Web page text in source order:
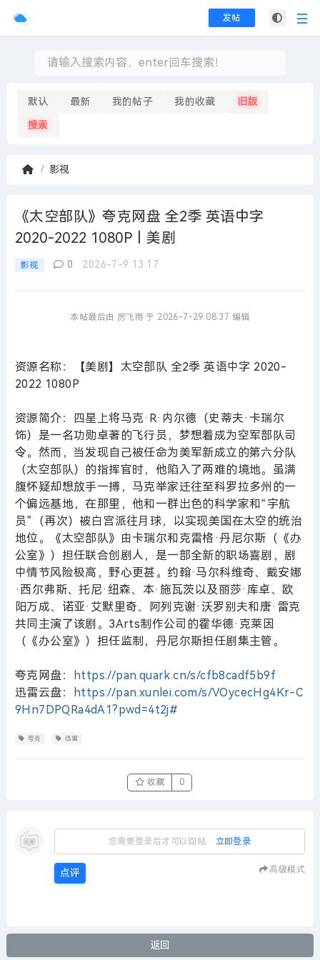
发帖
默认 最新 我的帖子 我的收藏 旧版
搜索
页
影视
《太空部队》夸克网盘 全2季 英语中字
2020-2022 1080P丨美剧
影视 0 2026-7-9 13:17
本帖最后由 厉飞雨 于 2026-7-29 08:37 编辑
资源名称：【美剧】太空部队 全2季 英语中字 2020-
2022 1080P
资源简介：四星上将马克·R·内尔德（史蒂夫·卡瑞尔
饰）是一名功勋卓著的飞行员，梦想着成为空军部队司
令。然而，当发现自己被任命为美军新成立的第六分队
（太空部队）的指挥官时，他陷入了两难的境地。虽满
腹怀疑却想放手一搏，马克举家迁往至科罗拉多州的一
个偏远基地，在那里，他和一群出色的科学家和“宇航
员”（再次）被白宫派往月球，以实现美国在太空的统治
地位。《太空部队》由卡瑞尔和克雷格·丹尼尔斯（《办
公室》）担任联合创剧人，是一部全新的职场喜剧，剧
中情节风险极高，野心更甚。约翰·马尔科维奇、戴安娜
·西尔弗斯、托尼·纽森、本·施瓦茨以及丽莎·库卓、欧
阳万成、诺亚·艾默里奇、阿列克谢·沃罗别夫和唐·雷克
共同主演了该剧。3Arts制作公司的霍华德·克莱因
（《办公室》）担任监制，丹尼尔斯担任剧集主管。
夸克网盘：
https://pan.quark.cn/s/cfb8cadf5b9f
迅雷云盘：
https://pan.xunlei.com/s/VOycecHg4Kr-C
9Hn7DPQRa4dA1?pwd=4t2j#
夸克 迅雷
收藏 0
您需要登录后才可以回帖 立即登录
点评 高级模式
返回